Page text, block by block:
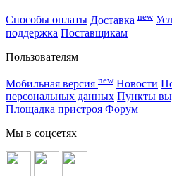
Способы оплаты Доставка new
поддержка Поставщикам
Пользователям
Мобильная версия new Новости
персональных данных Пункты
Площадка пристроя Форум
Мы в соцсетях